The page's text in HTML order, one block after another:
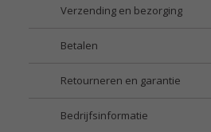
Verzending en bezorging
Betalen
Retourneren en garantie
Bedrijfsinformatie